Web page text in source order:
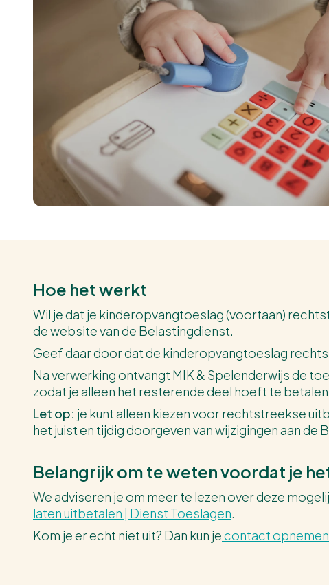
Hoe het werkt
Wil je dat je kinderopvangtoeslag (voortaan)
de website van de Belastingdienst.
Geef daar door dat de kinderopvangtoeslag
Na verwerking ontvangt MIK & Spelenderwijs de
zodat je alleen het resterende deel hoeft te
Let op: je kunt alleen kiezen voor rechtstreekse
het juist en tijdig doorgeven van wijzigingen aan de
Belangrijk om te weten voordat je
We adviseren je om meer te lezen over deze
laten uitbetalen | Dienst Toeslagen.
Kom je er echt niet uit? Dan kun jecontact opnemen